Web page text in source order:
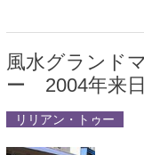
風水グランド
ー 2004年来
リリアン・トゥー